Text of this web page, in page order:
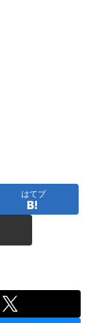
はてブ